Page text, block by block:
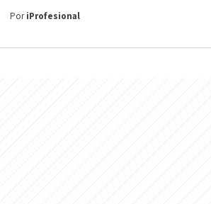
PoriProfesional